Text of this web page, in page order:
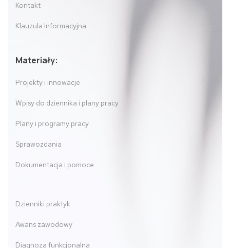
Kontakt
Klauzula Informacyjna
Materiały:
Projekty i innowacje
Wpisy do dziennika i plany pracy
Plany i programy pracy
Sprawozdania
Dokumentacja i pomoce
Dzienniki praktyk
Awans zawodowy
Diagnoza funkcjonalna